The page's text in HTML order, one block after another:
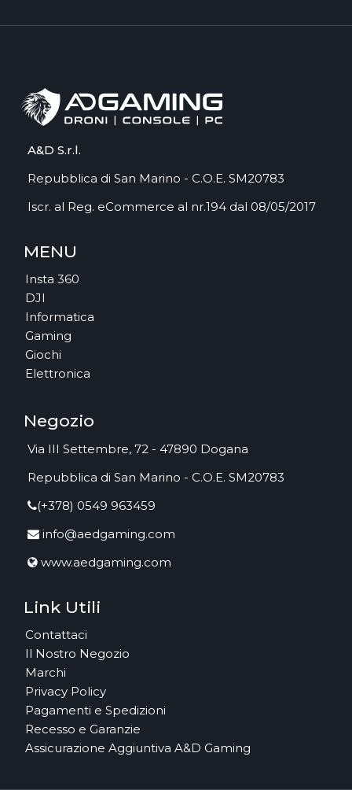
A&D S.r.l.
Repubblica di San Marino - C.O.E. SM20783
Iscr. al Reg. eCommerce al nr.194 dal 08/05/2017
MENU
Insta 360
DJI
Informatica
Gaming
Giochi
Elettronica
Negozio
Via III Settembre, 72 - 47890 Dogana
Repubblica di San Marino - C.O.E. SM20783
(+378) 0549 963459
info@aedgaming.com
www.aedgaming.com
Link Utili
Contattaci
Il Nostro Negozio
Marchi
Privacy Policy
Pagamenti e Spedizioni
Recesso e Garanzie
Assicurazione Aggiuntiva A&D Gaming